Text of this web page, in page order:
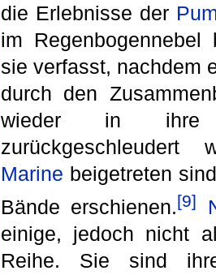
die Erlebnisse der
im
sie verfasst, nachdem
durch den
wieder in ihre
Marine beigetreten
Bände erschienen.[9]
einige, jedoch nicht
Reihe. Sie sind